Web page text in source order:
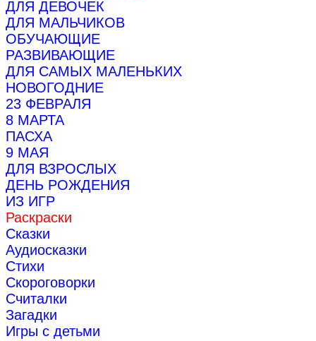
ДЛЯ ДЕВОЧЕК
ДЛЯ МАЛЬЧИКОВ
ОБУЧАЮЩИЕ
РАЗВИВАЮЩИЕ
ДЛЯ САМЫХ МАЛЕНЬКИХ
НОВОГОДНИЕ
23 ФЕВРАЛЯ
8 МАРТА
ПАСХА
9 МАЯ
ДЛЯ ВЗРОСЛЫХ
ДЕНЬ РОЖДЕНИЯ
ИЗ ИГР
Раскраски
Сказки
Аудиосказки
Стихи
Скороговорки
Считалки
Загадки
Игры с детьми